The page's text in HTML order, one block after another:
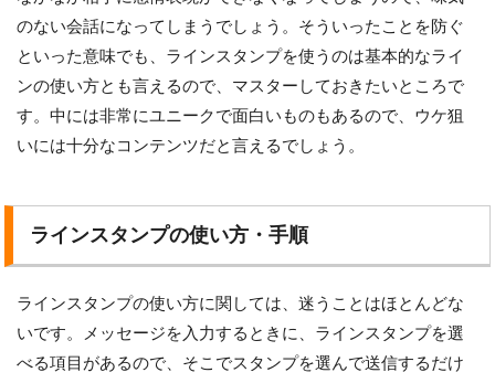
のない会話になってしまうでしょう。そういったことを防ぐ
といった意味でも、ラインスタンプを使うのは基本的なライ
ンの使い方とも言えるので、マスターしておきたいところで
す。中には非常にユニークで面白いものもあるので、ウケ狙
いには十分なコンテンツだと言えるでしょう。
ラインスタンプの使い方・手順
ラインスタンプの使い方に関しては、迷うことはほとんどな
いです。メッセージを入力するときに、ラインスタンプを選
べる項目があるので、そこでスタンプを選んで送信するだけ